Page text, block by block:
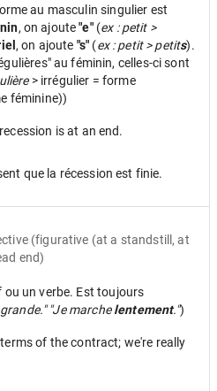
au masculin singulier est
, on ajoute"e"(ex : petit >
, on ajoute "s" (ex : petit > petits).
au féminin, celles-ci sont
> irrégulier = forme
féminine))
is at an end.
que la récession est finie.
(figurative (at a standstill, at
end)
un verbe. Est toujours
"Je marchelentement.")
of the contract; we're really